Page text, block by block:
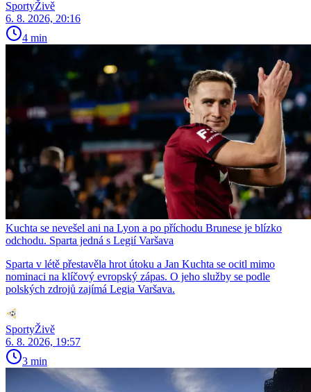
SportyŽivě
6. 8. 2026, 20:16
4 min
Kuchta se nevešel ani na Lyon a po příchodu Brunese je blízko
odchodu. Sparta jedná s Legií Varšava
Sparta v létě přestavěla hrot útoku a Jan Kuchta se ocitl mimo
nominaci na klíčový evropský zápas. O jeho služby se podle
polských zdrojů zajímá Legia Varšava.
SportyŽivě
6. 8. 2026, 19:57
3 min